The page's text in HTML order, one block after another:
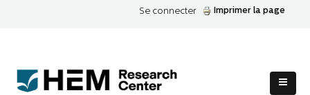
Se connecter Imprimer la page